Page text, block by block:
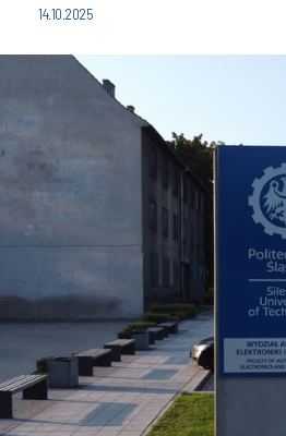
14.10.2025